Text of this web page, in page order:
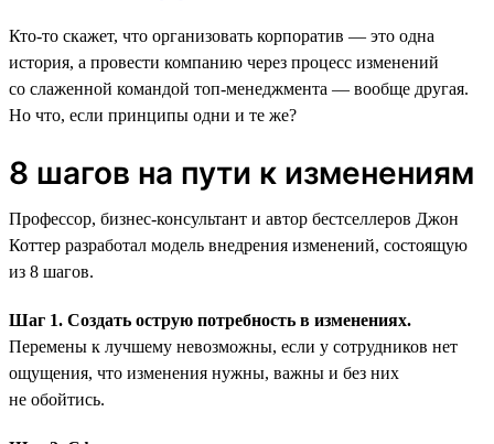
Кто-то скажет, что организовать корпоратив — это одна
история, а провести компанию через процесс изменений
со слаженной командой топ-менеджмента — вообще другая.
Но что, если принципы одни и те же?
8 шагов на пути к изменениям
Профессор, бизнес-консультант и автор бестселлеров Джон
Коттер разработал модель внедрения изменений, состоящую
из 8 шагов.
Шаг 1. Создать острую потребность в изменениях.
Перемены к лучшему невозможны, если у сотрудников нет
ощущения, что изменения нужны, важны и без них
не обойтись.